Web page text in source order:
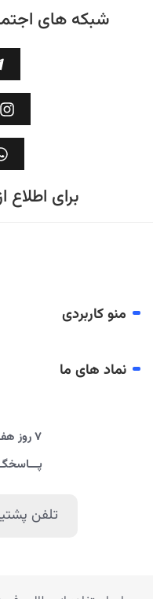
🖐 شبکه های
برای
منو کاربردی
نماد های ما
۷ روز هفــــته، ۲۴ ســـاعتـه
تلفن